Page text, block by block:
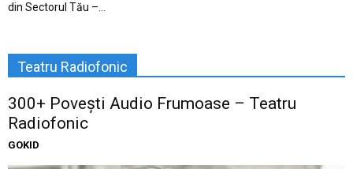
din Sectorul Tău –...
Teatru Radiofonic
300+ Povești Audio Frumoase – Teatru
Radiofonic
GOKID